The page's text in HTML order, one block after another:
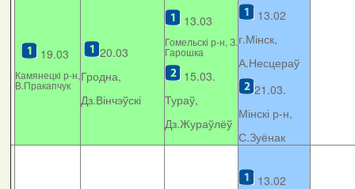
19.03
Камянецкі р-н,
В.Пракапчук
20.03
Гродна,
Дз.Вінчэўскі
13.03
Гомельскі р-н, З.
Гарошка
15.03.
Тураў,
Дз.Жураўлёў
13.02
г.Мінск,
А.Несцераў
21.03.
Мінскі р-н,
С.Зуёнак
13.02